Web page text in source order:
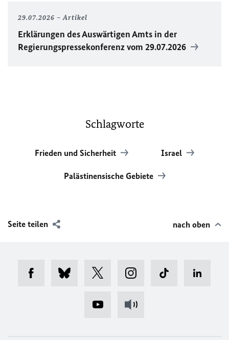
29.07.2026 Artikel
Erklärungen des Auswärtigen Amts in der
Regierungspressekonferenz vom 29.07.2026
Schlagworte
Frieden und Sicherheit Israel
Palästinensische Gebiete
Seite teilen nach oben